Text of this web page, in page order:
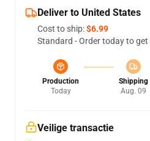
Deliver to United States
Cost to ship:$6.99
Standard - Order today to get
Production
Today
Shipping
Aug. 09
Veilige transactie